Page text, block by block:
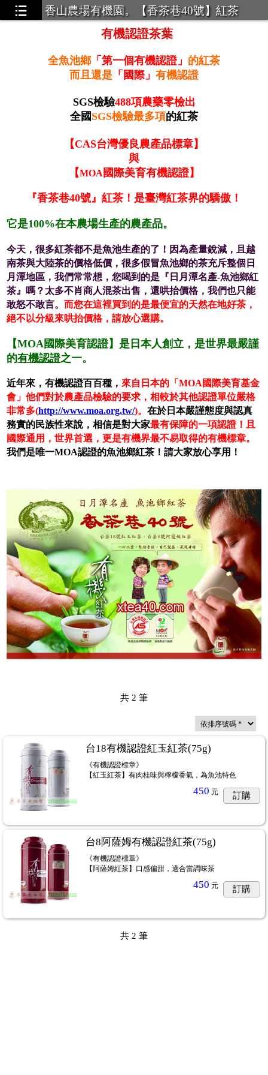
香山農場有機園。【香茶巷40號】紅茶
有機認證茶葉
全魚池鄉「第一個有機認證」 的紅茶
而且還是 「國際」 有機認證
SGS檢驗488項農藥零檢出
全國 SGS檢驗最多項的紅茶
【CAS台灣優良農產品標章】
與
【MOA 國際美育有機認證】
『香茶巷40號』紅茶！是臺灣紅茶界的驕傲！
它是100%在本農場生產的農產品。
今天，很多紅茶都不是魚池生產的了！因為產量銳減，且越
南茶與大陸茶的價格低價，很多假冒魚池鄉的茶充斥整個日
月潭地區，我們常常想，您喝到的是『日月潭名產-魚池鄉紅
茶』嗎？太多不肖商人混茶出售，還哄抬價格，我們也只能
敢怒不敢言。而您在這裡買到的是最便宜的天然在地好茶，
絕不以分級來哄抬價格，請放心選購。
【MOA國際美育認證】是日本人創立，是世界最嚴謹
的有機認證之一。
近年來，有機認證百百種， 來自日本的「MOA國際美育基金
會」他們對於農產品檢驗的要求，相較於其他認證單位嚴格
非常多(http://www.moa.org.tw/)。在於日本嚴謹態度與認真
務實的民族性來說，相信是對大家最有保障的一項認證！且
國際通用，世界首選，更是有機界最不易取得的有機標章。
我們是唯一MOA認證的魚池鄉紅茶！請大家放心享用！
共 2 筆
台18有機認證紅玉紅茶(75g)
《有機認證標章》
【紅玉紅茶】有肉桂味與檸檬香氣，為魚池特色
450 元 訂購
台8阿薩姆有機認證紅茶(75g)
《有機認證標章》
【阿薩姆紅茶】口感偏甜，適合當調味茶
450 元 訂購
共 2 筆